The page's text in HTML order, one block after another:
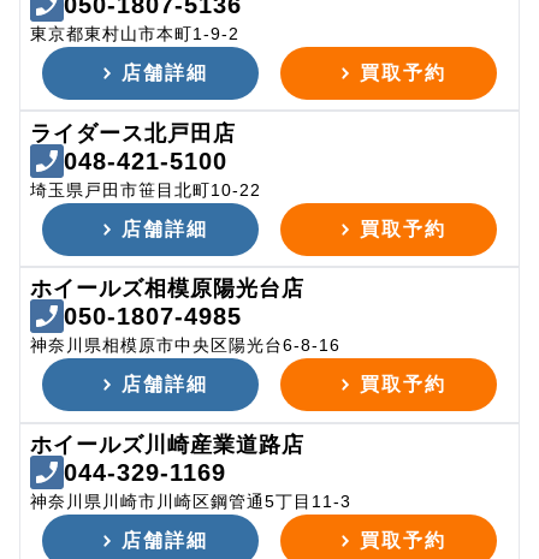
東京都東村山市本町1-9-2
店舗詳細 買取予約
ライダース北戸田店
048-421-5100
埼玉県戸田市笹目北町10-22
店舗詳細 買取予約
ホイールズ相模原陽光台店
050-1807-4985
神奈川県相模原市中央区陽光台6-8-16
店舗詳細 買取予約
ホイールズ川崎産業道路店
044-329-1169
神奈川県川崎市川崎区鋼管通5丁目11-3
店舗詳細 買取予約